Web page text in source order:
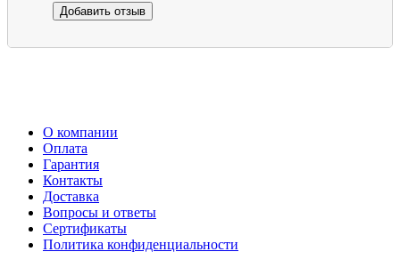
О компании
Оплата
Гарантия
Контакты
Доставка
Вопросы и ответы
Сертификаты
Политика конфиденциальности